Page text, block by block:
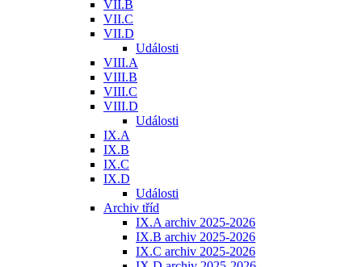
VII.B
VII.C
VII.D
Události
VIII.A
VIII.B
VIII.C
VIII.D
Události
IX.A
IX.B
IX.C
IX.D
Události
Archiv tříd
IX.A archiv 2025-2026
IX.B archiv 2025-2026
IX.C archiv 2025-2026